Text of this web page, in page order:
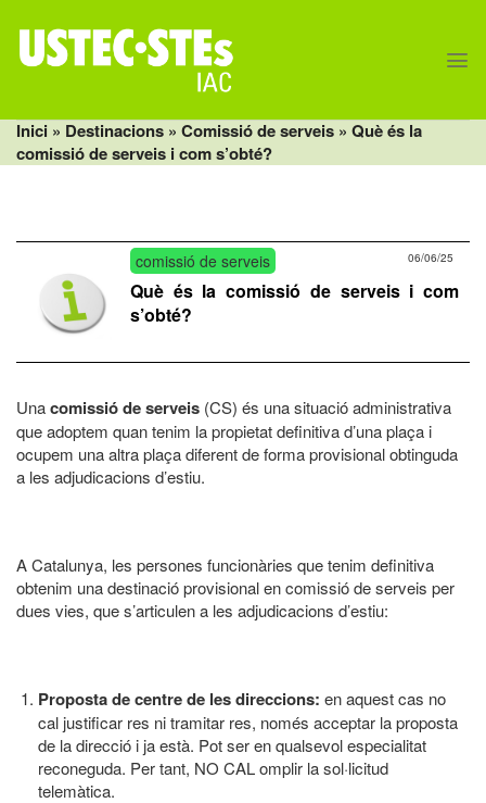
content
Inici » Destinacions » Comissió de serveis » Què és la
comissió de serveis i com s’obté?
comissió de serveis 06/06/25
Què és la comissió de serveis i com
s’obté?
Unacomissió de serveis (CS) és una situació administrativa
que adoptem quan tenim la propietat definitiva d’una plaça i
ocupem una altra plaça diferent de forma provisional obtinguda
a les adjudicacions d’estiu.
A Catalunya, les persones funcionàries que tenim definitiva
obtenim una destinació provisional en comissió de serveis per
dues vies, que s’articulen a les adjudicacions d’estiu:
Proposta de centre de les direccions: en aquest cas no
cal justificar res ni tramitar res, només acceptar la proposta
de la direcció i ja està. Pot ser en qualsevol especialitat
reconeguda. Per tant, NO CAL omplir la sol·licitud
telemàtica.